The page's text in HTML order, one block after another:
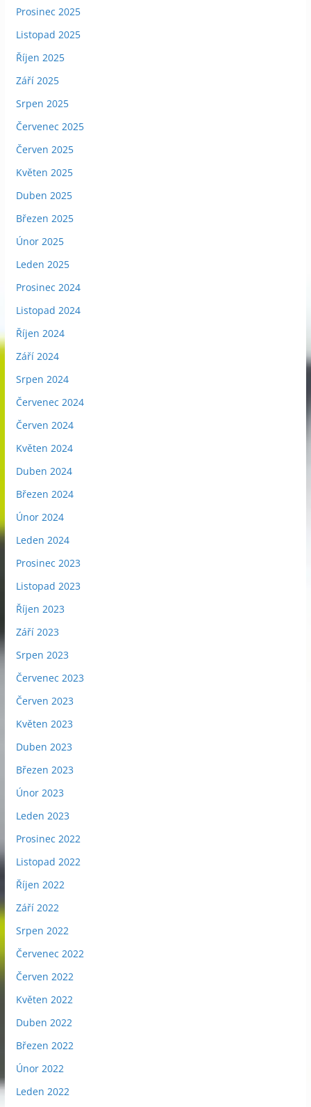
Prosinec 2025
Listopad 2025
Říjen 2025
Září 2025
Srpen 2025
Červenec 2025
Červen 2025
Květen 2025
Duben 2025
Březen 2025
Únor 2025
Leden 2025
Prosinec 2024
Listopad 2024
Říjen 2024
Září 2024
Srpen 2024
Červenec 2024
Červen 2024
Květen 2024
Duben 2024
Březen 2024
Únor 2024
Leden 2024
Prosinec 2023
Listopad 2023
Říjen 2023
Září 2023
Srpen 2023
Červenec 2023
Červen 2023
Květen 2023
Duben 2023
Březen 2023
Únor 2023
Leden 2023
Prosinec 2022
Listopad 2022
Říjen 2022
Září 2022
Srpen 2022
Červenec 2022
Červen 2022
Květen 2022
Duben 2022
Březen 2022
Únor 2022
Leden 2022